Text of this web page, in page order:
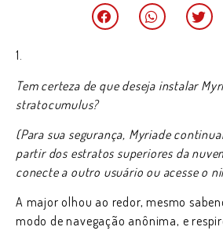
1.
Tem certeza de que deseja instalar
stratocumulus?
(Para sua segurança, Myriade
partir dos estratos superiores da
conecte a outro usuário ou acesse o
A major olhou ao redor, mesmo
modo de navegação anônima, e